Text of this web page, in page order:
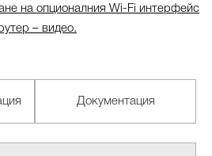
на опционалния Wi-Fi интерфейс
– видео.
Документация